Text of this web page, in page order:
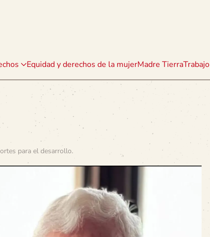
Equidad y derechos de la mujerMadre TierraTrabajo
para el desarrollo.